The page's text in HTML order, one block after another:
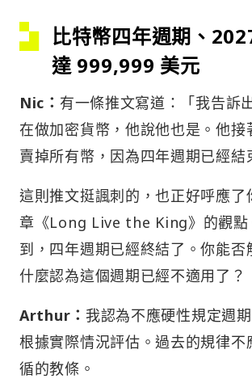
比特幣四年週期、
達 999,999 美元
Nic： 有一條推文寫道：「我告訴
在做加密貨幣，他說他也是。他接
賣掉所有幣，因為四年週期已經結
這則推文挺諷刺的，也正好呼應了
章《Long Live the King》的觀點
到，四年週期已經終結了。你能否
什麼認為這個週期已經不適用了？
Arthur： 我認為不應硬性規定週
根據實際情況評估。過去的規律不
循的教條。